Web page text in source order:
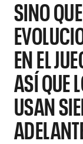
SINO
EN EL
ASÍ QUE
USAN